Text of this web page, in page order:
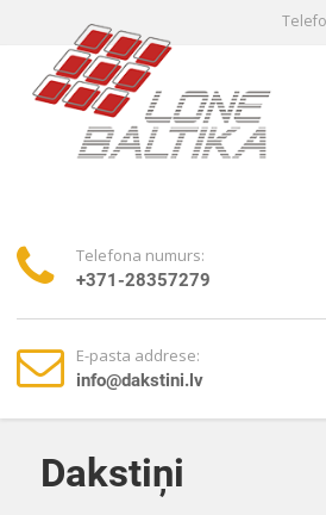
Telefona numurs:
+371-28357279
E-pasta addrese:
info@dakstini.lv
Dakstiņi